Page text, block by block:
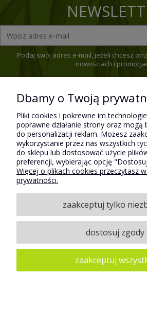
Podaj swój adres e-mail, jeżeli chcesz
nowościach i
Pomoc
Płatności i
O firmie
pokaż pełną wersję
Dbamy o Twoją
Pliki cookies i pokrewne im
poprawne działanie strony oraz mogą
do personalizacji reklam. Możesz
wykorzystanie przez nas wszystkich
do sklepu lub dostosować użycie
preferencji, wybierając opcję
Więcej o plikach cookies przeczytasz
prywatności.
zaakceptuj tylko
dostosuj zgody
zaakceptuj